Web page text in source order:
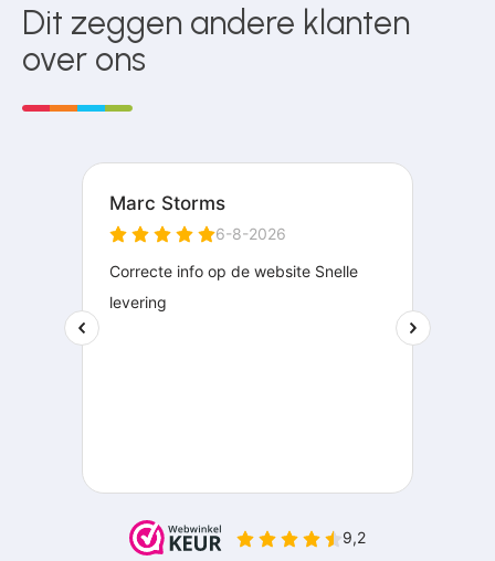
Dit zeggen andere klanten
over ons